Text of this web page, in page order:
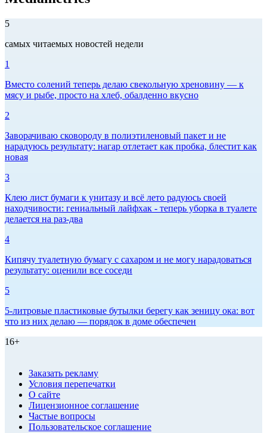
5
самых читаемых новостей недели
1
Вместо солений теперь делаю свекольную хреновину — к
мясу и рыбе, просто на хлеб, обалденно вкусно
2
Заворачиваю сковороду в полиэтиленовый пакет и не
нарадуюсь результату: нагар отлетает как пробка, блестит как
новая
3
Клею лист бумаги к унитазу и всё лето радуюсь своей
находчивости: гениальный лайфхак - теперь уборка в туалете
делается на раз-два
4
Кипячу туалетную бумагу с сахаром и не могу нарадоваться
результату: оценили все соседи
5
5-литровые пластиковые бутылки берегу как зеницу ока: вот
что из них делаю — порядок в доме обеспечен
16+
Заказать рекламу
Условия перепечатки
О сайте
Лицензионное соглашение
Частые вопросы
Пользовательское соглашение